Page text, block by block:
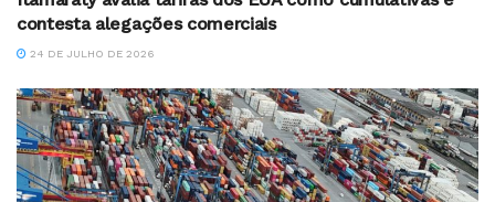
contesta alegações comerciais
24 DE JULHO DE 2026